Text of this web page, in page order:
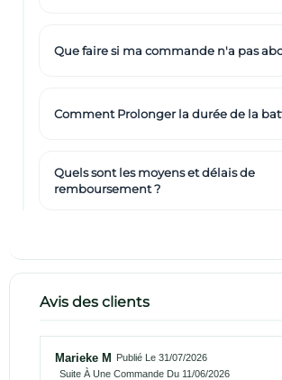
Que faire si ma commande n'a pas
Comment Prolonger la durée de la
Quels sont les moyens et délais de
remboursement ?
Avis des clients
Marieke M
Publié Le 31/07/2026
Suite À Une Commande Du 11/06/2026